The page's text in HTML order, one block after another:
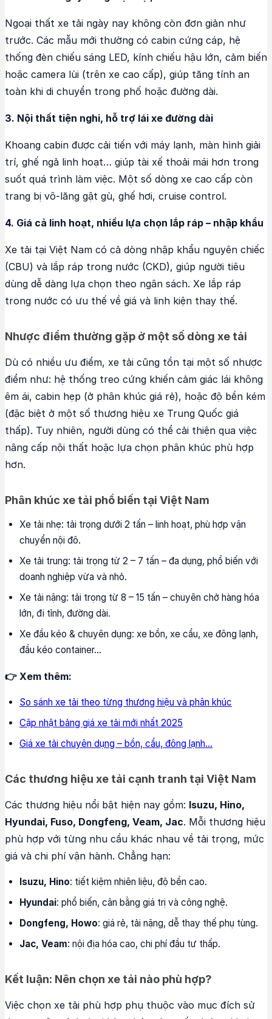
Ngoại thất xe tải ngày nay không còn đơn giản như
trước. Các mẫu mới thường có cabin cứng cáp, hệ
thống đèn chiếu sáng LED, kính chiếu hậu lớn, cảm biến
hoặc camera lùi (trên xe cao cấp), giúp tăng tính an
toàn khi di chuyển trong phố hoặc đường dài.
3. Nội thất tiện nghi, hỗ trợ lái xe đường dài
Khoang cabin được cải tiến với máy lạnh, màn hình giải
trí, ghế ngả linh hoạt… giúp tài xế thoải mái hơn trong
suốt quá trình làm việc. Một số dòng xe cao cấp còn
trang bị vô-lăng gật gù, ghế hơi, cruise control.
4. Giá cả linh hoạt, nhiều lựa chọn lắp ráp – nhập khẩu
Xe tải tại Việt Nam có cả dòng nhập khẩu nguyên chiếc
(CBU) và lắp ráp trong nước (CKD), giúp người tiêu
dùng dễ dàng lựa chọn theo ngân sách. Xe lắp ráp
trong nước có ưu thế về giá và linh kiện thay thế.
Nhược điểm thường gặp ở một số dòng xe tải
Dù có nhiều ưu điểm, xe tải cũng tồn tại một số nhược
điểm như: hệ thống treo cứng khiến cảm giác lái không
êm ái, cabin hẹp (ở phân khúc giá rẻ), hoặc độ bền kém
(đặc biệt ở một số thương hiệu xe Trung Quốc giá
thấp). Tuy nhiên, người dùng có thể cải thiện qua việc
nâng cấp nội thất hoặc lựa chọn phân khúc phù hợp
hơn.
Phân khúc xe tải phổ biến tại Việt Nam
Xe tải nhẹ: tải trọng dưới 2 tấn – linh hoạt, phù hợp vận
chuyển nội đô.
Xe tải trung: tải trọng từ 2 – 7 tấn – đa dụng, phổ biến với
doanh nghiệp vừa và nhỏ.
Xe tải nặng: tải trọng từ 8 – 15 tấn – chuyên chở hàng hóa
lớn, đi tỉnh, đường dài.
Xe đầu kéo & chuyên dụng: xe bồn, xe cẩu, xe đông lạnh,
đầu kéo container…
👉 Xem thêm:
So sánh xe tải theo từng thương hiệu và phân khúc
Cập nhật bảng giá xe tải mới nhất 2025
Giá xe tải chuyên dụng – bồn, cẩu, đông lạnh…
Các thương hiệu xe tải cạnh tranh tại Việt Nam
Các thương hiệu nổi bật hiện nay gồm: Isuzu, Hino,
Hyundai, Fuso, Dongfeng, Veam, Jac. Mỗi thương hiệu
phù hợp với từng nhu cầu khác nhau về tải trọng, mức
giá và chi phí vận hành. Chẳng hạn:
Isuzu, Hino: tiết kiệm nhiên liệu, độ bền cao.
Hyundai: phổ biến, cân bằng giá trị và công nghệ.
Dongfeng, Howo: giá rẻ, tải nặng, dễ thay thế phụ tùng.
Jac, Veam: nội địa hóa cao, chi phí đầu tư thấp.
Kết luận: Nên chọn xe tải nào phù hợp?
Việc chọn xe tải phù hợp phụ thuộc vào mục đích sử